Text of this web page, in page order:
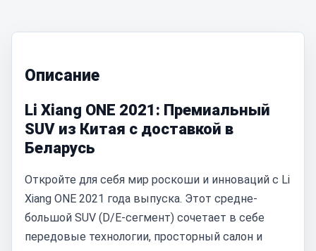
Описание
Li Xiang ONE 2021: Премиальный
SUV из Китая с доставкой в
Беларусь
Откройте для себя мир роскоши и инноваций с Li
Xiang ONE 2021 года выпуска. Этот средне-
большой SUV (D/E-сегмент) сочетает в себе
передовые технологии, просторный салон и